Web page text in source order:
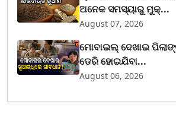
ଅନେକ ସମସ୍ୟାରୁ ମୁକ୍...
August 07, 2026
ମୋବାଇଲ୍ ଦେଖାଇ
ଡେରି ହୋଇଯିବା...
August 06, 2026